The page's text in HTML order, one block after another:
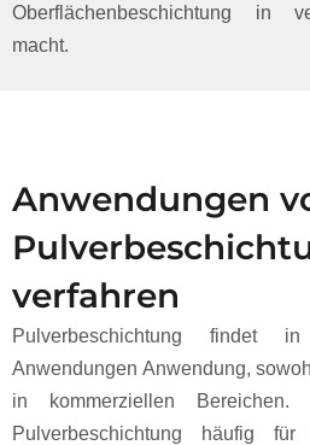
Oberflächenbeschichtung in
macht.
Anwendungen
verfahren
Pulverbeschichtung findet
Anwendungen Anwendung,
in kommerziellen
Pulverbeschichtung häufig